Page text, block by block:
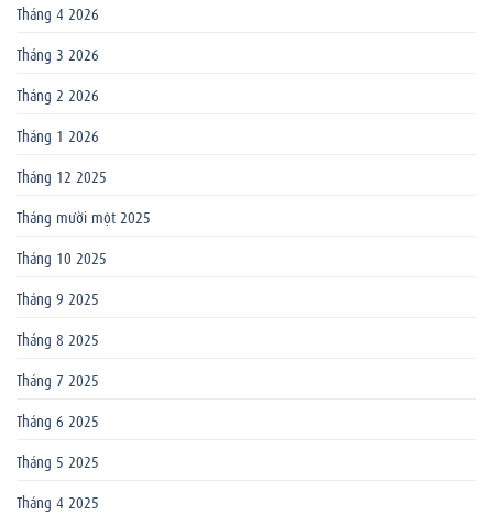
Tháng 4 2026
Tháng 3 2026
Tháng 2 2026
Tháng 1 2026
Tháng 12 2025
Tháng mười một 2025
Tháng 10 2025
Tháng 9 2025
Tháng 8 2025
Tháng 7 2025
Tháng 6 2025
Tháng 5 2025
Tháng 4 2025